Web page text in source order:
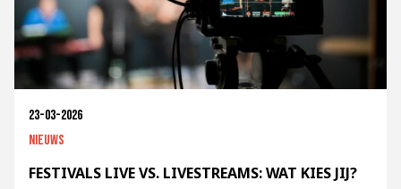
23-03-2026
Nieuws
FESTIVALS LIVE VS. LIVESTREAMS: WAT KIES JIJ?